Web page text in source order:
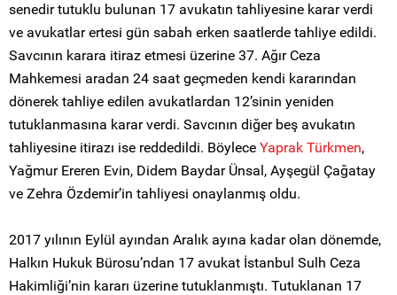
senedir tutuklu bulunan 17 avukatın tahliyesine karar verdi
ve avukatlar ertesi gün sabah erken saatlerde tahliye edildi.
Savcının karara itiraz etmesi üzerine 37. Ağır Ceza
Mahkemesi aradan 24 saat geçmeden kendi kararından
dönerek tahliye edilen avukatlardan 12’sinin yeniden
tutuklanmasına karar verdi. Savcının diğer beş avukatın
tahliyesine itirazı ise reddedildi. Böylece Yaprak Türkmen,
Yağmur Ereren Evin, Didem Baydar Ünsal, Ayşegül Çağatay
ve Zehra Özdemir’in tahliyesi onaylanmış oldu.
2017 yılının Eylül ayından Aralık ayına kadar olan dönemde,
Halkın Hukuk Bürosu’ndan 17 avukat İstanbul Sulh Ceza
Hakimliği’nin kararı üzerine tutuklanmıştı. Tutuklanan 17